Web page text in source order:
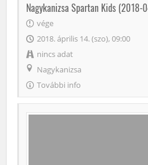
Nagykanizsa Spartan Kids (2018-
vége
2018. április 14. (szo), 09:00
nincs adat
Nagykanizsa
További info